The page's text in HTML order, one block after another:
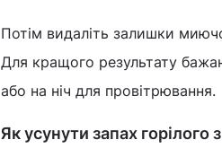
Потім видаліть залишки
Для кращого результату
або на ніч для провітрювання.
Як усунути запах горілого